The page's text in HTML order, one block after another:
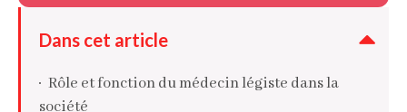
Dans cet article
Rôle et fonction du médecin légiste dans la
société